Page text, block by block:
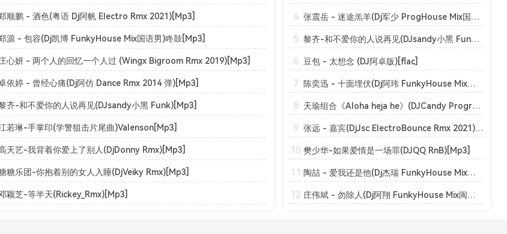
顺鹏 - 酒色(粤语 Dj阿帆 Electro Rmx 2021)[Mp3]
源 - 包容(Dj凯博 FunkyHouse Mix国语男)咚鼓[Mp3]
心妍 - 两个人的回忆一个人过 (Wingx Bigroom Rmx 2019)[Mp3]
依婷 - 曾经心痛(Dj阿仿 Dance Rmx 2014 弹)[Mp3]
齐-和不爱你的人说再见(DJsandy小黑 Funk)[Mp3]
若琳-手掌印(学警狙击片尾曲)Valenson[Mp3]
天艺-我背着你爱上了别人(DjDonny Rmx)[Mp3]
糖乐团-你抱着别的女人入睡(DjVeiky Rmx)[Mp3]
颖芝-等半天(Rickey_Rmx)[Mp3]
4 张震岳 - 迷途羔羊(Dj军少 ProgHouse Mix国语男)无心睡眠鼓v2[Mp3]
5 黎齐-和不爱你的人说再见(DJsandy小黑 Funk)[Mp3]
6 豆包 - 太想念 (DJ阿卓版)[flac]
7 陈奕迅 - 十面埋伏(Dj阿玮 FunkyHouse Mix粤语男)咚鼓[Mp3]
8 天瑜组合《Aloha heja he》(DJCandy Progressive Rock Mix 粤语)(20220809224047)[Mp3]
9 张远 - 嘉宾(DjJsc ElectroBounce Rmx 2021)[Mp3]
10 樊少华-如果爱情是一场罪(DJQQ RnB)[Mp3]
11 陶喆 - 爱我还是他(Dj杰瑞 FunkyHouse Mix国语男)咚鼓_摄魂低音[Mp3]
12 庄伟斌 - 勿除人(Dj阿翔 FunkyHouse Mix闽南语)咚鼓[Mp3]